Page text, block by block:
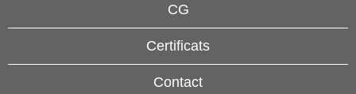
CG
Certificats
Contact